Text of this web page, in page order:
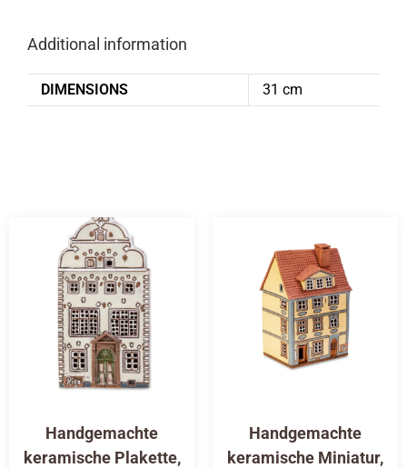
Additional information
DIMENSIONS 31 cm
Handgemachte
keramische Plakette,
Handgemachte
keramische Miniatur,